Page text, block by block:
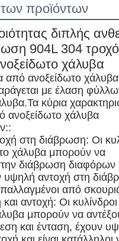
προϊόντων
διπλής
904L 304
χάλυβα
από ανοξείδωτο χάλυβα
με έλαση
κύρια
ανοξείδωτο χάλυβα
στη διάβρωση: Οι
χάλυβα μπορούν να
διάβρωση διαφόρων
υψηλή αντοχή στη
από
αντοχή: Οι
μπορούν να
και ένταση, έχουν